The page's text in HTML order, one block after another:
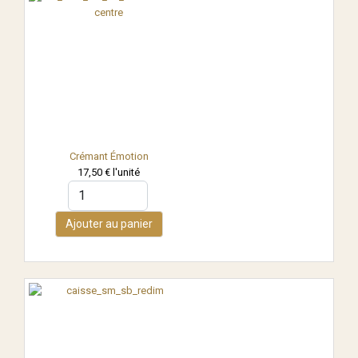
Crémant Émotion
17,50 € l'unité
Ajouter au panier